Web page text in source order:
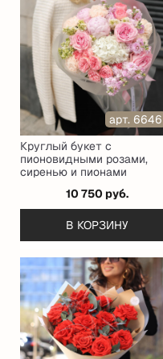
арт. 6646
Круглый букет с
пионовидными розами,
сиренью и пионами
10 750 руб.
В КОРЗИНУ